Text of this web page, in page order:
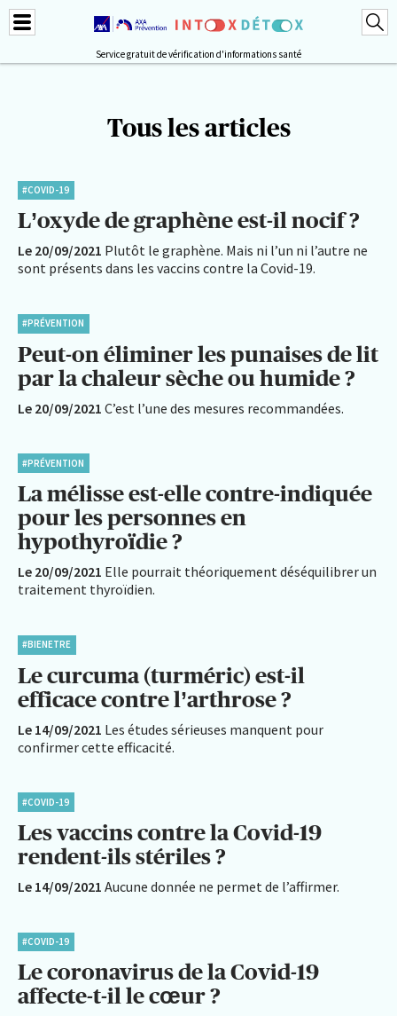
Service gratuit de vérification d'informations santé
Tous les articles
#COVID-19
L’oxyde de graphène est-il nocif ?
Le 20/09/2021 Plutôt le graphène. Mais ni l’un ni l’autre ne
sont présents dans les vaccins contre la Covid-19.
#PRÉVENTION
Peut-on éliminer les punaises de lit
par la chaleur sèche ou humide ?
Le 20/09/2021 C’est l’une des mesures recommandées.
#PRÉVENTION
La mélisse est-elle contre-indiquée
pour les personnes en
hypothyroïdie ?
Le 20/09/2021 Elle pourrait théoriquement déséquilibrer un
traitement thyroïdien.
#BIENETRE
Le curcuma (turméric) est-il
efficace contre l’arthrose ?
Le 14/09/2021 Les études sérieuses manquent pour
confirmer cette efficacité.
#COVID-19
Les vaccins contre la Covid-19
rendent-ils stériles ?
Le 14/09/2021 Aucune donnée ne permet de l’affirmer.
#COVID-19
Le coronavirus de la Covid-19
affecte-t-il le cœur ?